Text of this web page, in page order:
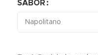
SABOR